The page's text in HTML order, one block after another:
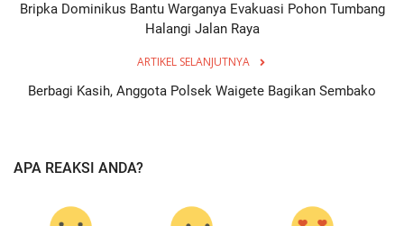
Bripka Dominikus Bantu Warganya Evakuasi Pohon Tumbang
Halangi Jalan Raya
ARTIKEL SELANJUTNYA
Berbagi Kasih, Anggota Polsek Waigete Bagikan Sembako
APA REAKSI ANDA?